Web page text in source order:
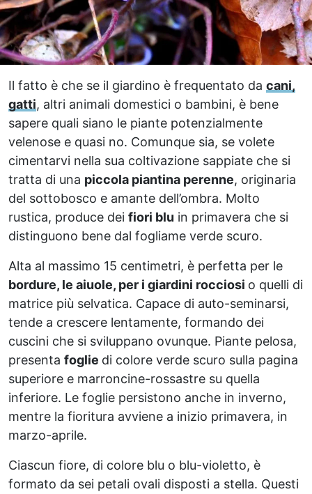
Il fatto è che se il giardino è frequentato da cani,
gatti, altri animali domestici o bambini, è bene
sapere quali siano le piante potenzialmente
velenose e quasi no. Comunque sia, se volete
cimentarvi nella sua coltivazione sappiate che si
tratta di una piccola piantina perenne, originaria
del sottobosco e amante dell’ombra. Molto
rustica, produce dei fiori blu in primavera che si
distinguono bene dal fogliame verde scuro.
Alta al massimo 15 centimetri, è perfetta per le
bordure, le aiuole, per i giardini rocciosi o quelli di
matrice più selvatica. Capace di auto-seminarsi,
tende a crescere lentamente, formando dei
cuscini che si sviluppano ovunque. Piante pelosa,
presenta foglie di colore verde scuro sulla pagina
superiore e marroncine-rossastre su quella
inferiore. Le foglie persistono anche in inverno,
mentre la fioritura avviene a inizio primavera, in
marzo-aprile.
Ciascun fiore, di colore blu o blu-violetto, è
formato da sei petali ovali disposti a stella. Questi